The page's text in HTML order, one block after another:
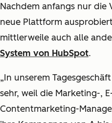
Nachdem anfangs nur die
neue Plattform
mittlerweile auch alle
System von HubSpot.
„In unserem
sehr, weil die Marketing-,
Contentmarketing-